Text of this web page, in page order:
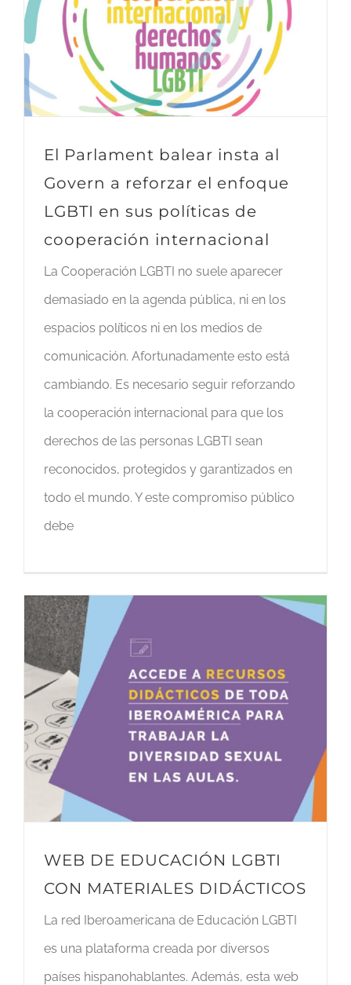
El Parlament balear insta al
Govern a reforzar el enfoque
LGBTI en sus políticas de
cooperación internacional
La Cooperación LGBTI no suele aparecer
demasiado en la agenda pública, ni en los
espacios políticos ni en los medios de
comunicación. Afortunadamente esto está
cambiando. Es necesario seguir reforzando
la cooperación internacional para que los
derechos de las personas LGBTI sean
reconocidos, protegidos y garantizados en
todo el mundo. Y este compromiso público
debe
WEB DE EDUCACIÓN LGBTI
CON MATERIALES DIDÁCTICOS
La red Iberoamericana de Educación LGBTI
es una plataforma creada por diversos
países hispanohablantes. Además, esta web